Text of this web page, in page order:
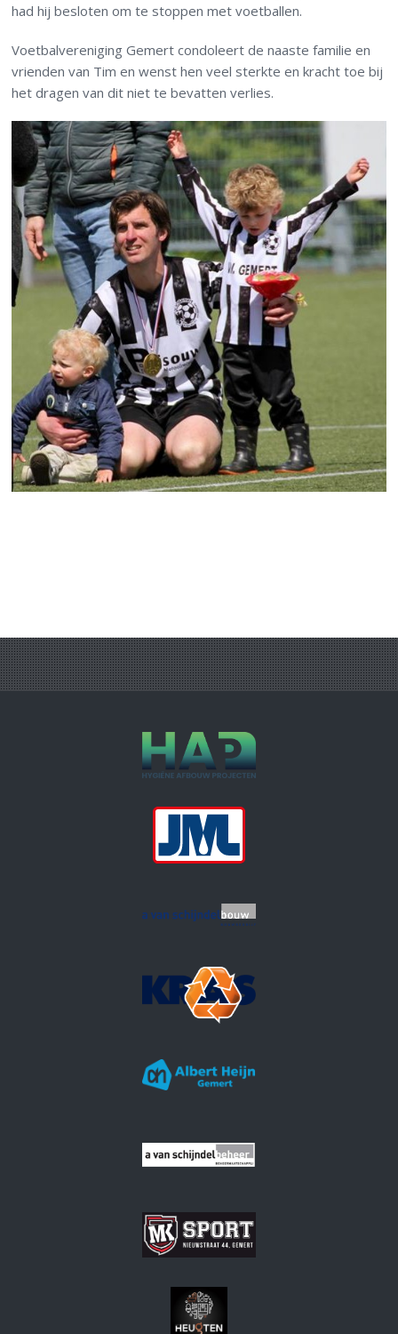
had hij besloten om te stoppen met voetballen.
Voetbalvereniging Gemert condoleert de naaste familie en
vrienden van Tim en wenst hen veel sterkte en kracht toe bij
het dragen van dit niet te bevatten verlies.